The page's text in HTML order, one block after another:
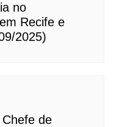
no
Recife e
2025)
de